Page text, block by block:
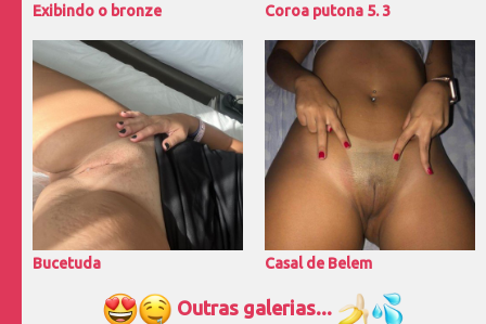
Exibindo o bronze Coroa putona 5. 3
Bucetuda Casal de Belem
Outras galerias...